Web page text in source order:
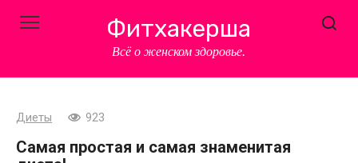
Фитхакерша
Всё о женском здоровье.
Диеты 923
Самая простая и самая знаменитая